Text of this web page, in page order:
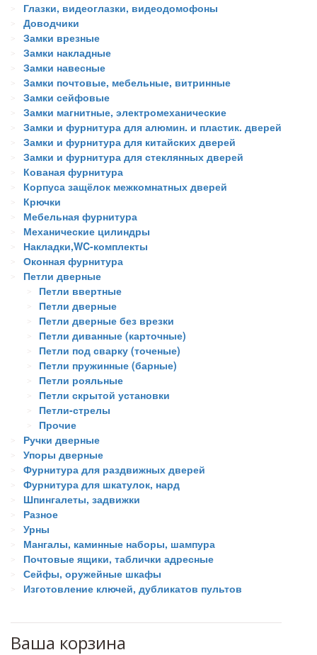
Глазки, видеоглазки, видеодомофоны
Доводчики
Замки врезные
Замки накладные
Замки навесные
Замки почтовые, мебельные, витринные
Замки сейфовые
Замки магнитные, электромеханические
Замки и фурнитура для алюмин. и пластик. дверей
Замки и фурнитура для китайских дверей
Замки и фурнитура для стеклянных дверей
Кованая фурнитура
Корпуса защёлок межкомнатных дверей
Крючки
Мебельная фурнитура
Механические цилиндры
Накладки,WC-комплекты
Оконная фурнитура
Петли дверные
Петли ввертные
Петли дверные
Петли дверные без врезки
Петли диванные (карточные)
Петли под сварку (точеные)
Петли пружинные (барные)
Петли рояльные
Петли скрытой установки
Петли-стрелы
Прочие
Ручки дверные
Упоры дверные
Фурнитура для раздвижных дверей
Фурнитура для шкатулок, нард
Шпингалеты, задвижки
Разное
Урны
Мангалы, каминные наборы, шампура
Почтовые ящики, таблички адресные
Сейфы, оружейные шкафы
Изготовление ключей, дубликатов пультов
Ваша корзина